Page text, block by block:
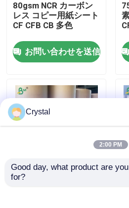
会社案内
品質管理
ニュース
CADの作図装置ペーパー
80gsm NCR カーボン
レス コピー用紙シート
CF CFB CB 多色
お問い合わせを送信
55gm NCR 無炭素複製
Crystal
2:00 PM
Good day, what product are
for?